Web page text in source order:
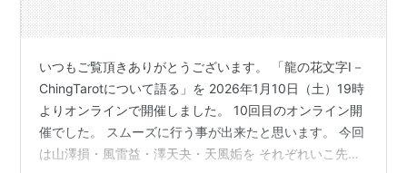
いつもご覧頂きありがとうございます。 「龍の花文字I－
ChingTarotについて語る」を 2026年1月10日（土）19時
よりオンラインで開催しました。 10回目のオンライン開
催でした。 スムーズに行う事が出来たと思います。 今回
は山澤損・風雷益・澤天夬・天風姤を それぞれいこ先生